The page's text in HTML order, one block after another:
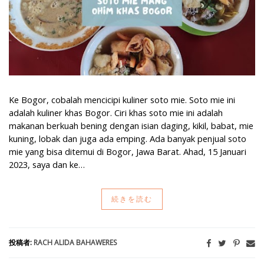
Ke Bogor, cobalah mencicipi kuliner soto mie. Soto mie ini
adalah kuliner khas Bogor. Ciri khas soto mie ini adalah
makanan berkuah bening dengan isian daging, kikil, babat, mie
kuning, lobak dan juga ada emping. Ada banyak penjual soto
mie yang bisa ditemui di Bogor, Jawa Barat. Ahad, 15 Januari
2023, saya dan ke…
続きを読む
投稿者: RACH ALIDA BAHAWERES